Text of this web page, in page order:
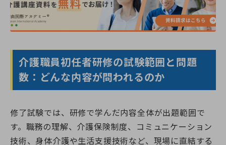
介護職員初任者研修の試験範囲と問題
数：どんな内容が問われるのか
修了試験では、研修で学んだ内容全体が出題範囲で
す。職務の理解、介護保険制度、コミュニケーション
技術、身体介護や生活支援技術など、現場に直結する